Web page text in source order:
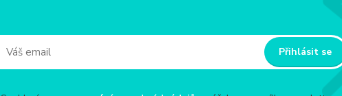
Přihlásit se